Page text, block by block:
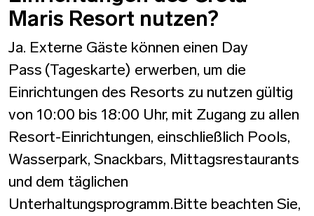
Maris Resort nutzen?
Ja. Externe Gäste können einen Day
Pass (Tageskarte) erwerben, um die
Einrichtungen des Resorts zu nutzen gültig
von 10:00 bis 18:00 Uhr, mit Zugang zu allen
Resort-Einrichtungen, einschließlich Pools,
Wasserpark, Snackbars, Mittagsrestaurants
und dem täglichen
Unterhaltungsprogramm.Bitte beachten Sie,